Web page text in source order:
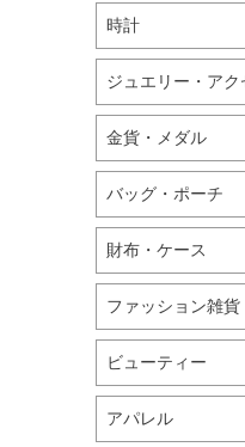
時計
ジュエリー・アク
金貨・メダル
バッグ・ポーチ
財布・ケース
ファッション雑貨
ビューティー
アパレル